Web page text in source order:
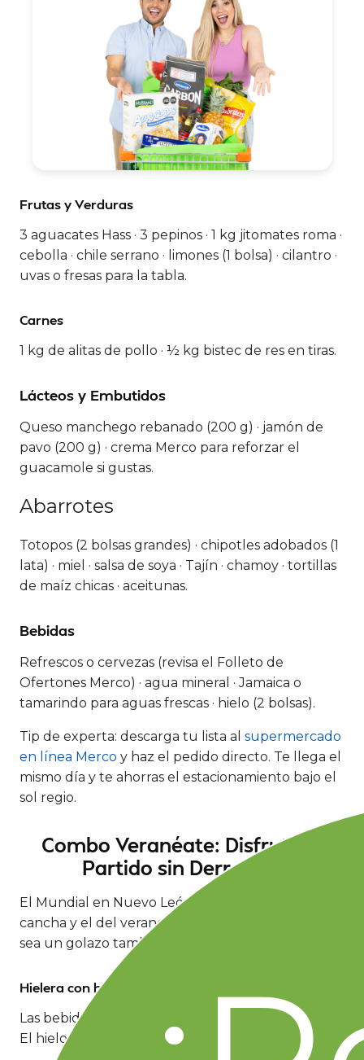
Frutas y Verduras
3 aguacates Hass · 3 pepinos · 1 kg jitomates roma ·
cebolla · chile serrano · limones (1 bolsa) · cilantro ·
uvas o fresas para la tabla.
Carnes
1 kg de alitas de pollo · ½ kg bistec de res en tiras.
Lácteos y Embutidos
Queso manchego rebanado (200 g) · jamón de
pavo (200 g) · crema Merco para reforzar el
guacamole si gustas.
Abarrotes
Totopos (2 bolsas grandes) · chipotles adobados (1
lata) · miel · salsa de soya · Tajín · chamoy · tortillas
de maíz chicas · aceitunas.
Bebidas
Refrescos o cervezas (revisa el Folleto de
Ofertones Merco) · agua mineral · Jamaica o
tamarindo para aguas frescas · hielo (2 bolsas).
Tip de experta: descarga tu lista al supermercado
en línea Merco y haz el pedido directo. Te llega el
mismo día y te ahorras el estacionamiento bajo el
sol regio.
Combo Veranéate: Disfruta el
Partido sin Derretirte
El Mundial en Nuevo León es calor doble: el de la
cancha y el del verano regio. Para que la reunión
sea un golazo también en comodidad:
Hielera con hielo a granel
Las bebidas heladas duran toda la segunda mitad.
El hielo a granel de Merco es el truco.